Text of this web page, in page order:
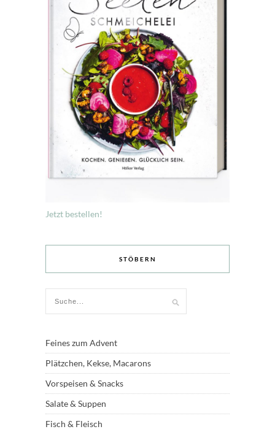
Jetzt bestellen!
STÖBERN
Feines zum Advent
Plätzchen, Kekse, Macarons
Vorspeisen & Snacks
Salate & Suppen
Fisch & Fleisch